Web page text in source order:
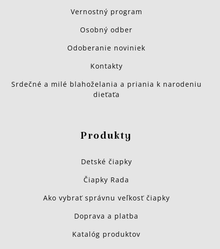
Vernostný program
Osobný odber
Odoberanie noviniek
Kontakty
Srdečné a milé blahoželania a priania k narodeniu
dieťaťa
Produkty
Detské čiapky
Čiapky Rada
Ako vybrať správnu veľkosť čiapky
Doprava a platba
Katalóg produktov